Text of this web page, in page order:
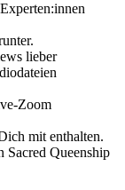
lieber
Zoom
mit enthalten.
Sacred Queenship